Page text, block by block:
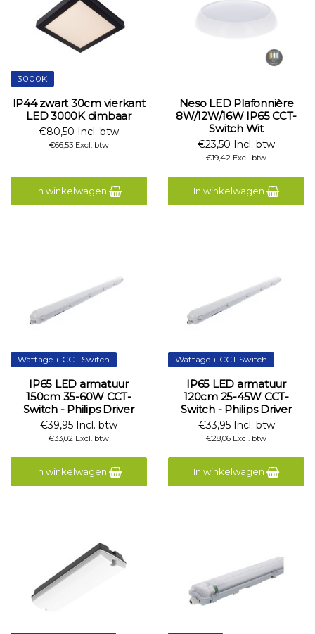
3000K
IP44 zwart 30cm vierkant
LED 3000K dimbaar
€80,50 Incl. btw
€66,53 Excl. btw
In winkelwagen
Neso LED Plafonnière
8W/12W/16W IP65 CCT-
Switch Wit
€23,50 Incl. btw
€19,42 Excl. btw
In winkelwagen
Wattage + CCT Switch
IP65 LED armatuur
150cm 35-60W CCT-
Switch - Philips Driver
€39,95 Incl. btw
€33,02 Excl. btw
In winkelwagen
Wattage + CCT Switch
IP65 LED armatuur
120cm 25-45W CCT-
Switch - Philips Driver
€33,95 Incl. btw
€28,06 Excl. btw
In winkelwagen